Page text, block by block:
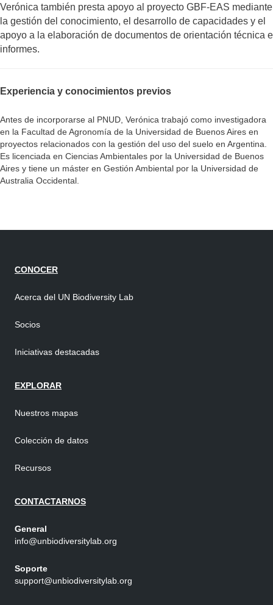
Verónica también presta apoyo al proyecto GBF-EAS mediante
la gestión del conocimiento, el desarrollo de capacidades y el
apoyo a la elaboración de documentos de orientación técnica e
informes.
Experiencia y conocimientos previos
Antes de incorporarse al PNUD, Verónica trabajó como investigadora
en la Facultad de Agronomía de la Universidad de Buenos Aires en
proyectos relacionados con la gestión del uso del suelo en Argentina.
Es licenciada en Ciencias Ambientales por la Universidad de Buenos
Aires y tiene un máster en Gestión Ambiental por la Universidad de
Australia Occidental.
CONOCER
Acerca del UN Biodiversity Lab
Socios
Iniciativas destacadas
EXPLORAR
Nuestros mapas
Colección de datos
Recursos
CONTACTARNOS
General
info@unbiodiversitylab.org
Soporte
support@unbiodiversitylab.org